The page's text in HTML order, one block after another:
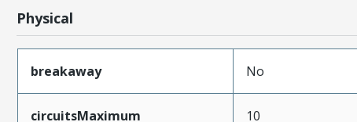
Physical
breakaway No
circuitsMaximum 10